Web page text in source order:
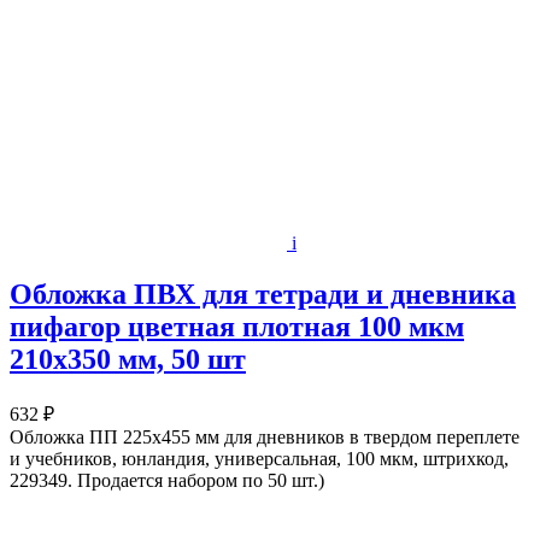
i
Обложка ПВХ для тетради и дневника
пифагор цветная плотная 100 мкм
210х350 мм, 50 шт
632 ₽
Обложка ПП 225х455 мм для дневников в твердом переплете
и учебников, юнландия, универсальная, 100 мкм, штрихкод,
229349. Продается набором по 50 шт.)